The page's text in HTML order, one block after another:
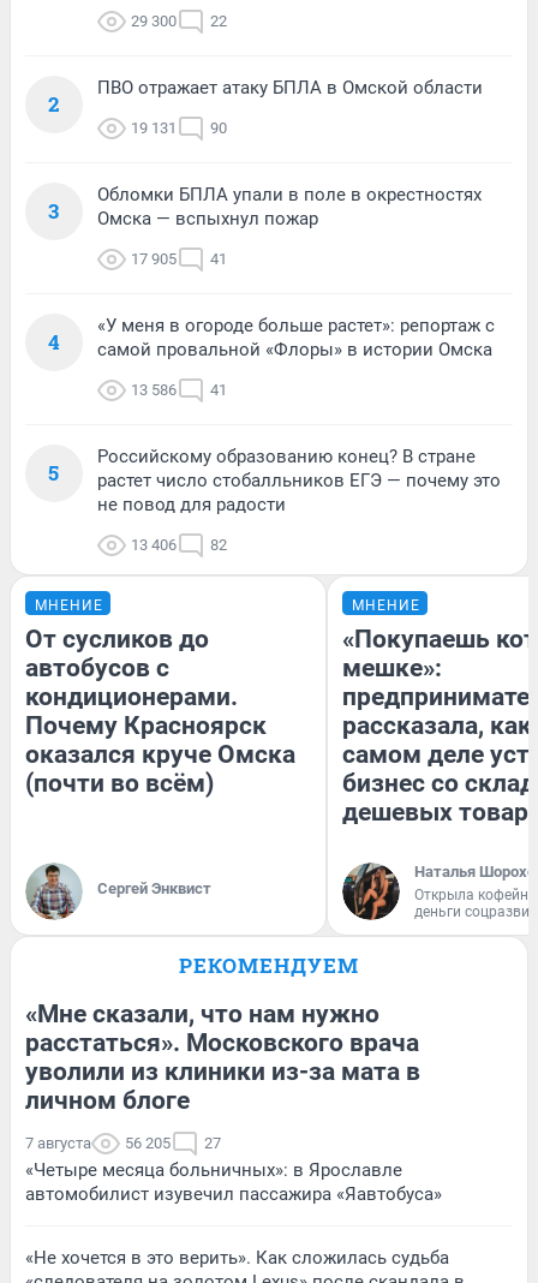
29 300 22
2
ПВО отражает атаку БПЛА в Омской области
19 131 90
3
Обломки БПЛА упали в поле в окрестностях
Омска — вспыхнул пожар
17 905 41
4
«У меня в огороде больше растет»: репортаж с
самой провальной «Флоры» в истории Омска
13 586 41
5
Российскому образованию конец? В стране
растет число стобалльников ЕГЭ — почему это
не повод для радости
13 406 82
МНЕНИЕ
От сусликов до
автобусов с
кондиционерами.
Почему Красноярск
оказался круче Омска
(почти во всём)
Сергей Энквист
МНЕНИЕ
«Покупаешь
мешке»:
рассказала, как
самом деле
бизнес со
дешевых
Наталья
Открыла
деньги
РЕКОМЕНДУЕМ
«Мне сказали, что нам нужно
расстаться». Московского врача
уволили из клиники из-за мата в
личном блоге
7 августа 56 205 27
«Четыре месяца больничных»: в Ярославле
автомобилист изувечил пассажира «Яавтобуса»
«Не хочется в это верить». Как сложилась судьба